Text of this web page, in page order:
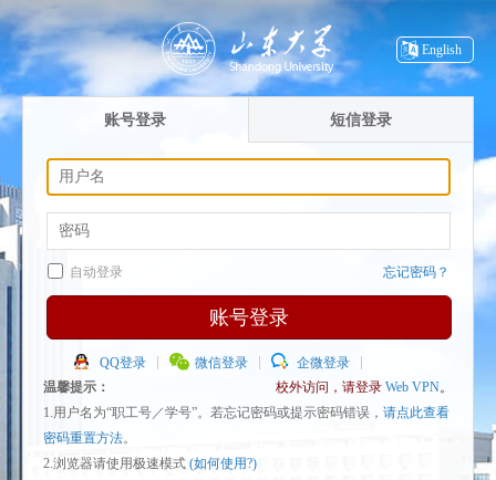
English
账号登录 短信登录
自动登录 忘记密码？
账号登录
QQ登录 微信登录
企微登录
温馨提示：
校外访问，请登录 Web VPN。
1.用户名为“职工号／学号”。若忘记密码或提示密码错误， 请点此查看
密码重置方法。
2.浏览器请使用极速模式 (如何使用?)